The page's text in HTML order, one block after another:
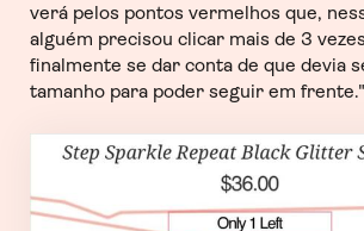
verá pelos pontos vermelhos que,
alguém precisou clicar mais de 3
finalmente se dar conta de que devia
tamanho para poder seguir em frente."